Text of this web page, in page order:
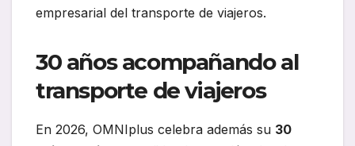
empresarial del transporte de viajeros.
30 años acompañando al
transporte de viajeros
En 2026, OMNIplus celebra además su 30